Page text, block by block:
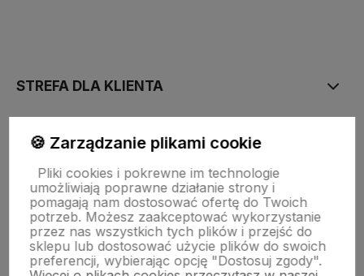
STREFA DLA KLIENTA
PŁATNOŚĆ I DOSTAWA
STRONY INFORMACYJNE
POMOC DLA KLIENTA
🍪 Zarządzanie plikami cookie
Pliki cookies i pokrewne im technologie
umożliwiają poprawne działanie strony i
pomagają nam dostosować ofertę do Twoich
potrzeb. Możesz zaakceptować wykorzystanie
przez nas wszystkich tych plików i przejść do
sklepu lub dostosować użycie plików do swoich
preferencji, wybierając opcję "Dostosuj zgody".